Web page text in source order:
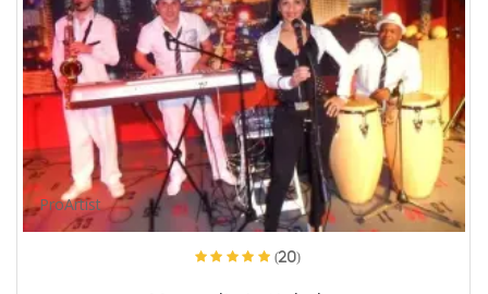
ProArtist
(20)